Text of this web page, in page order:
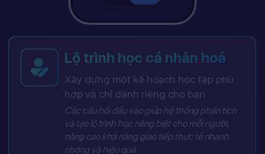
Lộ trình học cá nhân hoá
Xây dựng một kế hoạch học tập phù
hợp và chỉ dành riêng cho bạn
Các câu hỏi đầu vào giúp hệ thống phân tích
và tạo lộ trình học riêng biệt cho mỗi người,
nâng cao khả năng giao tiếp thực tế nhanh
chóng và hiệu quả